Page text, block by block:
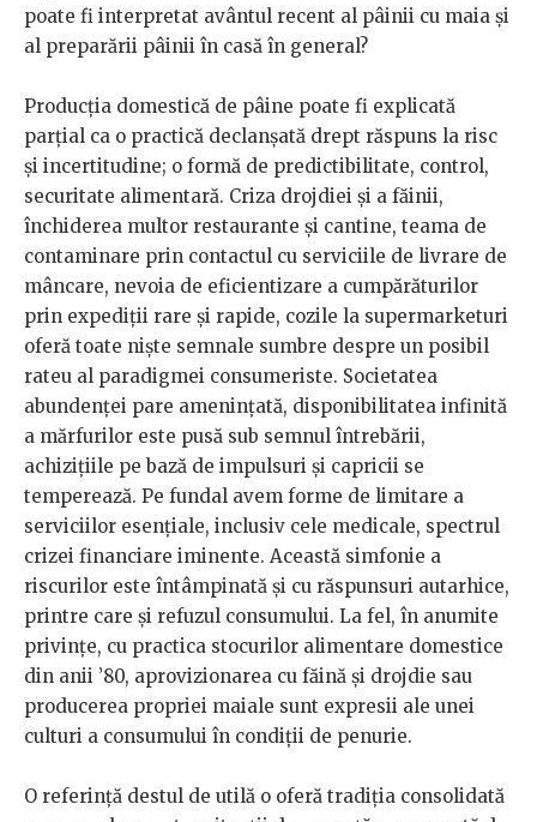
poate fi interpretat avântul recent al pâinii cu maia și
al preparării pâinii în casă în general?
Producția domestică de pâine poate fi explicată
parțial ca o practică declanșată drept răspuns la risc
și incertitudine; o formă de predictibilitate, control,
securitate alimentară. Criza drojdiei și a făinii,
închiderea multor restaurante și cantine, teama de
contaminare prin contactul cu serviciile de livrare de
mâncare, nevoia de eficientizare a cumpărăturilor
prin expediții rare și rapide, cozile la supermarketuri
oferă toate niște semnale sumbre despre un posibil
rateu al paradigmei consumeriste. Societatea
abundenței pare amenințată, disponibilitatea infinită
a mărfurilor este pusă sub semnul întrebării,
achizițiile pe bază de impulsuri și capricii se
temperează. Pe fundal avem forme de limitare a
serviciilor esențiale, inclusiv cele medicale, spectrul
crizei financiare iminente. Această simfonie a
riscurilor este întâmpinată și cu răspunsuri autarhice,
printre care și refuzul consumului. La fel, în anumite
privințe, cu practica stocurilor alimentare domestice
din anii ’80, aprovizionarea cu făină și drojdie sau
producerea propriei maiale sunt expresii ale unei
culturi a consumului în condiții de penurie.
O referință destul de utilă o oferă tradiția consolidată